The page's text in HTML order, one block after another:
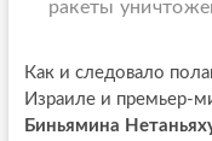
ракеты
Как и следовало
Израиле и премьер-
Биньямина